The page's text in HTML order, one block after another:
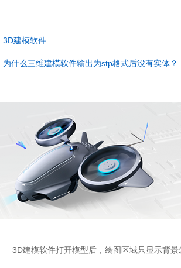
3D建模软件
为什么三维建模软件输出为stp格式后没有实体？
3D建模软件打开模型后，绘图区域只显示背景